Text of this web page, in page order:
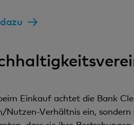
Einkauf achtet die Bank
Nutzen-Verhältnis ein,